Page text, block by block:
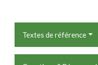
Textes de référence